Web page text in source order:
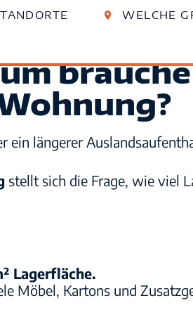
Kiel
Eckernförder Str. 259
Lüneburger Str. 24
Leipzig
Zschortauer Str. 3a
WELCHE
funktioniert
Fragen
ein längerer
stellt sich die Frage, wie viel
Lagerfläche.
Möbel, Kartons und